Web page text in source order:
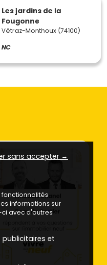
Les jardins de la
Fougonne
Vétraz-Monthoux (74100)
NC
sans accepter →
informations sur
avec d'autres
publicitaires et